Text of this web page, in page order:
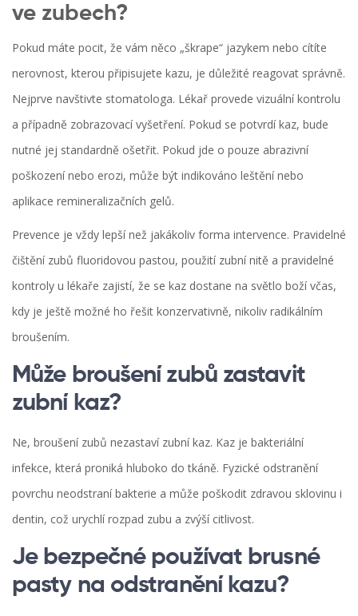
ve zubech?
Pokud máte pocit, že vám něco „škrape“ jazykem nebo cítíte
nerovnost, kterou připisujete kazu, je důležité reagovat správně.
Nejprve navštivte stomatologa. Lékař provede vizuální kontrolu
a případně zobrazovací vyšetření. Pokud se potvrdí kaz, bude
nutné jej standardně ošetřit. Pokud jde o pouze abrazivní
poškození nebo erozi, může být indikováno leštění nebo
aplikace remineralizačních gelů.
Prevence je vždy lepší než jakákoliv forma intervence. Pravidelné
čištění zubů fluoridovou pastou, použití zubní nitě a pravidelné
kontroly u lékaře zajistí, že se kaz dostane na světlo boží včas,
kdy je ještě možné ho řešit konzervativně, nikoliv radikálním
broušením.
Může broušení zubů zastavit
zubní kaz?
Ne, broušení zubů nezastaví zubní kaz. Kaz je bakteriální
infekce, která proniká hluboko do tkáně. Fyzické odstranění
povrchu neodstraní bakterie a může poškodit zdravou sklovinu i
dentin, což urychlí rozpad zubu a zvýší citlivost.
Je bezpečné používat brusné
pasty na odstranění kazu?